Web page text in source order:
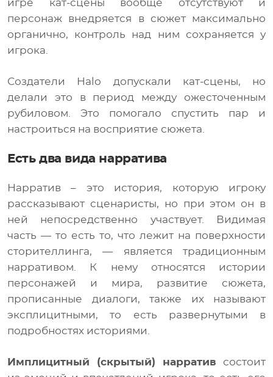
игре кат-сцены вообще отсутствуют и
персонаж внедряется в сюжет максимально
органично, контроль над ним сохраняется у
игрока.
Создатели Halo допускали кат-сцены, но
делали это в период между ожесточенным
рубиловом. Это помогало спустить пар и
настроиться на восприятие сюжета.
Есть два вида нарратива
Нарратив – это история, которую игроку
рассказывают сценаристы, но при этом он в
ней непосредственно участвует. Видимая
часть — то есть то, что лежит на поверхности
сторителлинга, — является традиционным
нарративом. К нему относятся истории
персонажей и мира, развитие сюжета,
прописанные диалоги, также их называют
эксплицитными, то есть развернутыми в
подробностях историями.
Имплицитный (скрытый) нарратив состоит